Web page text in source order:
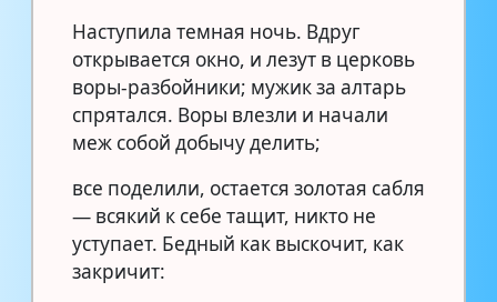
Наступила темная ночь. Вдруг
открывается окно, и лезут в церковь
воры-разбойники; мужик за алтарь
спрятался. Воры влезли и начали
меж собой добычу делить;
все поделили, остается золотая сабля
— всякий к себе тащит, никто не
уступает. Бедный как выскочит, как
закричит: